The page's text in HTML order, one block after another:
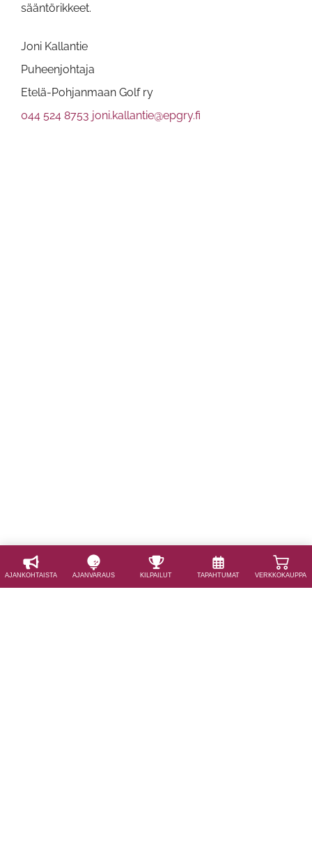
AJAN­KOHTAISTA AJAN­VARAUS KILPAILUT TAPAHTUMAT VERKKOKAUPPA
sääntörikkeet.
Joni Kallantie
Puheenjohtaja
Etelä-Pohjanmaan Golf ry
044 524 8753 joni.kallantie@epgry.fi